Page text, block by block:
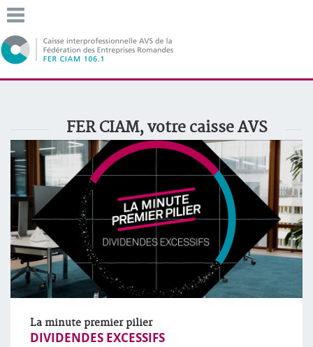
FER CIAM, votre caisse AVS
La minute premier pilier
DIVIDENDES EXCESSIFS